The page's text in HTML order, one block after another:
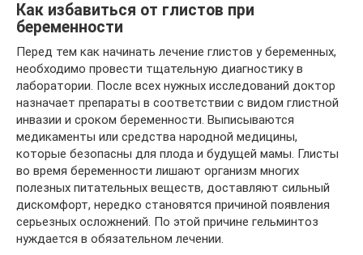
Как избавиться от глистов при
беременности
Перед тем как начинать лечение глистов у беременных,
необходимо провести тщательную диагностику в
лаборатории. После всех нужных исследований доктор
назначает препараты в соответствии с видом глистной
инвазии и сроком беременности. Выписываются
медикаменты или средства народной медицины,
которые безопасны для плода и будущей мамы. Глисты
во время беременности лишают организм многих
полезных питательных веществ, доставляют сильный
дискомфорт, нередко становятся причиной появления
серьезных осложнений. По этой причине гельминтоз
нуждается в обязательном лечении.